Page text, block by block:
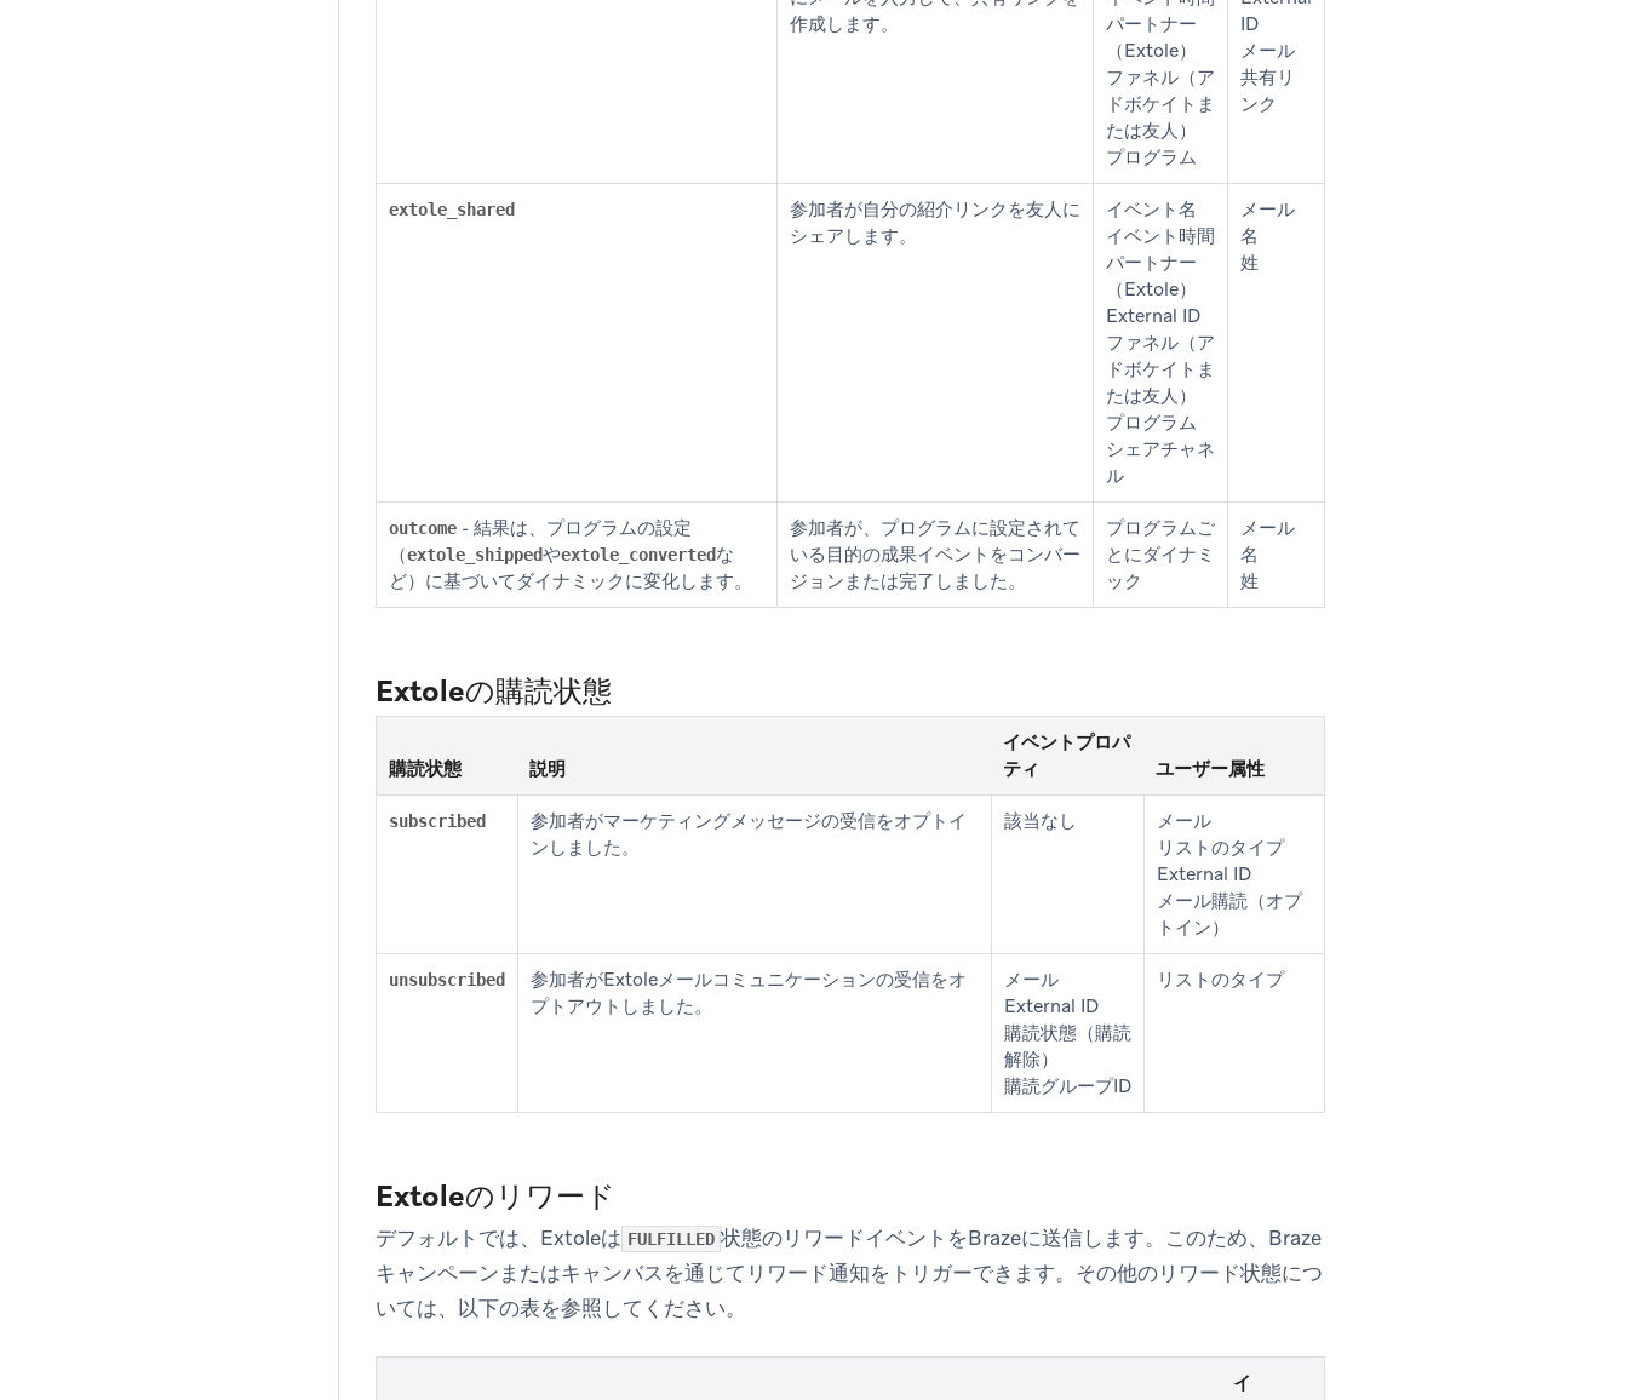
作成します。
パートナー
（Extole）
ファネル（ア
ドボケイトま
たは友人）
プログラム
ID
メール
共有リ
ンク
extole_shared
参加者が自分の紹介リンクを友人に
シェアします。
イベント名
イベント時間
パートナー
（Extole）
External ID
ファネル（ア
ドボケイトま
たは友人）
プログラム
シェアチャネ
ル
メール
名
姓
outcome - 結果は、プログラムの設定
（extole_shippedやextole_convertedな
ど）に基づいてダイナミックに変化します。
参加者が、プログラムに設定されて
いる目的の成果イベントをコンバー
ジョンまたは完了しました。
プログラムご
とにダイナミ
ック
メール
名
姓
Extoleの購読状態
購読状態 説明
イベントプロパ
ティ
ユーザー属性
subscribed
参加者がマーケティングメッセージの受信をオプトイ
ンしました。
該当なし
メール
リストのタイプ
External ID
メール購読（オプ
トイン）
unsubscribed
参加者がExtoleメールコミュニケーションの受信をオ
プトアウトしました。
メール
External ID
購読状態（購読
解除）
購読グループID
リストのタイプ
Extoleのリワード
デフォルトでは、Extoleは FULFILLED 状態のリワードイベントをBrazeに送信します。このため、Braze
キャンペーンまたはキャンバスを通じてリワード通知をトリガーできます。その他のリワード状態につ
いては、以下の表を参照してください。
イ